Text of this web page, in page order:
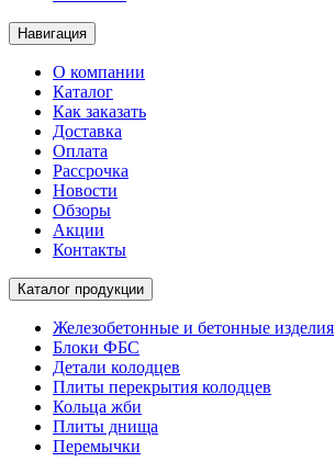
Навигация
О компании
Каталог
Как заказать
Доставка
Оплата
Рассрочка
Новости
Обзоры
Акции
Контакты
Каталог продукции
Железобетонные и бетонные изделия
Блоки ФБС
Детали колодцев
Плиты перекрытия колодцев
Кольца жби
Плиты днища
Перемычки